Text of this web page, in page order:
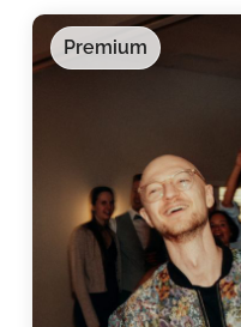
Premium